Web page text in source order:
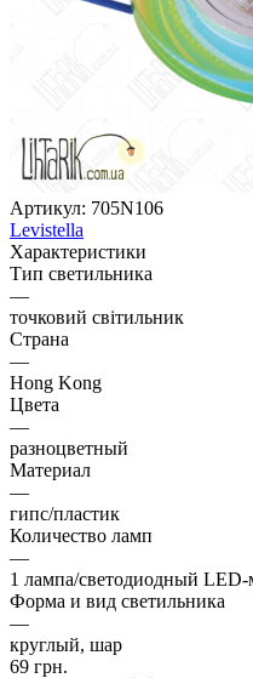
Артикул: 705N106
Levistella
Характеристики
Тип светильника
—
точковий світильник
Страна
—
Hong Kong
Цвета
—
разноцветный
Материал
—
гипс/пластик
Количество ламп
—
1 лампа/светодиодный LED-
Форма и вид светильника
—
круглый, шар
69 грн.